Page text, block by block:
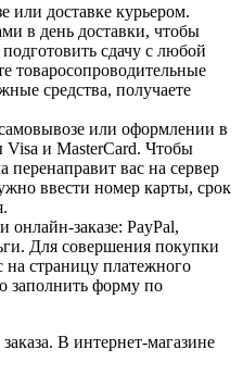
или доставке курьером.
в день доставки, чтобы
сдачу с любой
товаросопроводительные
средства, получаете
или оформлении в
Visa и MasterCard. Чтобы
перенаправит вас на сервер
ввести номер карты, срок
заказе: PayPal,
Для совершения покупки
на страницу платежного
заполнить форму по
В интернет-магазине